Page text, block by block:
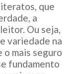
que
a
Ou seja,
variedade na
o mais seguro
fundamento